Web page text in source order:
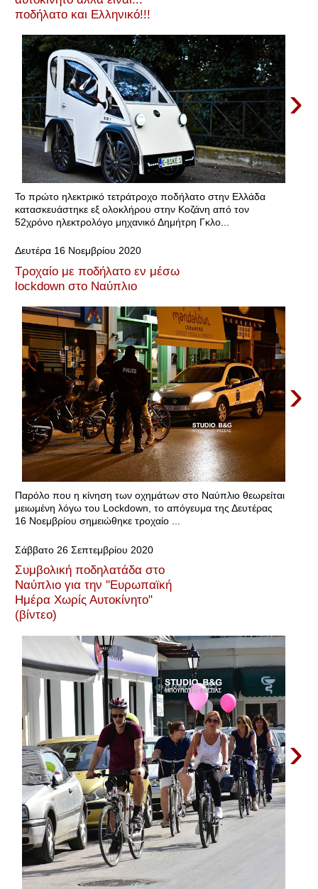
ποδήλατο και Ελληνικό!!!
›
Το πρώτο ηλεκτρικό τετράτροχο ποδήλατο στην Ελλάδα
κατασκευάστηκε εξ ολοκλήρου στην Κοζάνη από τον
52χρόνο ηλεκτρολόγο μηχανικό Δημήτρη Γκλο...
Δευτέρα 16 Νοεμβρίου 2020
Τροχαίο με ποδήλατο εν μέσω
lockdown στο Ναύπλιο
›
Παρόλο που η κίνηση των οχημάτων στο Ναύπλιο θεωρείται
μειωμένη λόγω του Lockdown, το απόγευμα της Δευτέρας
16 Νοεμβρίου σημειώθηκε τροχαίο ...
Σάββατο 26 Σεπτεμβρίου 2020
Συμβολική ποδηλατάδα στο
Ναύπλιο για την "Ευρωπαϊκή
Ημέρα Χωρίς Αυτοκίνητο"
(βίντεο)
›